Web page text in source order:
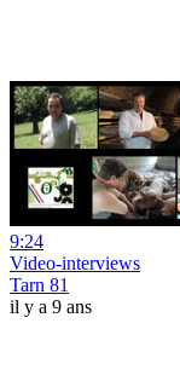
9:24
Video-interviews
Tarn 81
il y a 9 ans